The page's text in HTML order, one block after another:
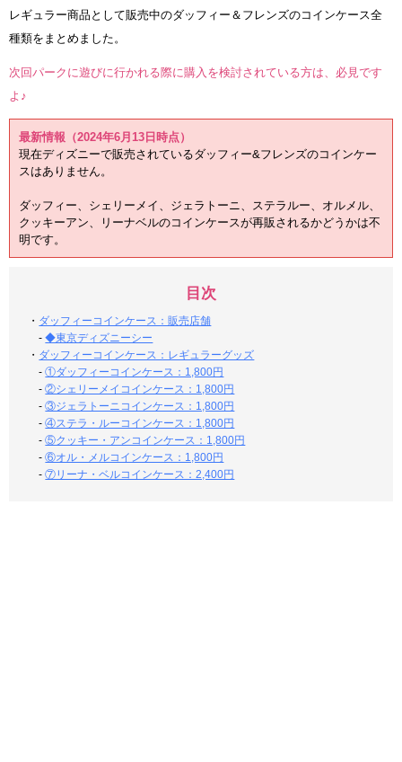
レギュラー商品として販売中のダッフィー＆フレンズのコインケース全
種類をまとめました。
次回パークに遊びに行かれる際に購入を検討されている方は、必見です
よ♪
最新情報（2024年6月13日時点）
現在ディズニーで販売されているダッフィー&フレンズのコインケー
スはありません。
ダッフィー、シェリーメイ、ジェラトーニ、ステラルー、オルメル、
クッキーアン、リーナベルのコインケースが再販されるかどうかは不
明です。
目次
・ ダッフィーコインケース：販売店舗
-◆東京ディズニーシー
・ ダッフィーコインケース：レギュラーグッズ
-①ダッフィーコインケース：1,800円
-②シェリーメイコインケース：1,800円
-③ジェラトーニコインケース：1,800円
-④ステラ・ルーコインケース：1,800円
-⑤クッキー・アンコインケース：1,800円
-⑥オル・メルコインケース：1,800円
-⑦リーナ・ベルコインケース：2,400円